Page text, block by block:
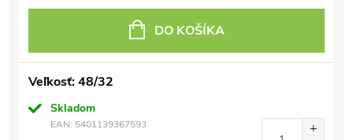
DO KOŠÍKA
Veľkosť: 48/32
Skladom
EAN: 5401139367593